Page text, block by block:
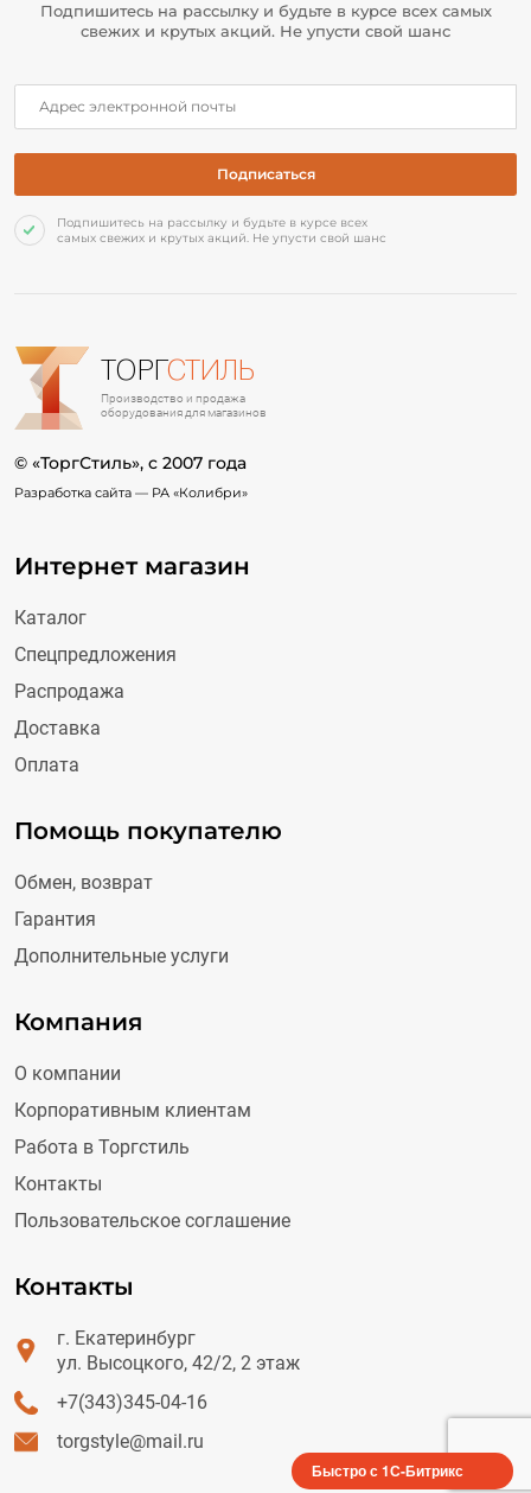
Подпишитесь на рассылку и будьте в курсе всех самых
свежих и крутых акций. Не упусти свой шанс
Подпишитесь на рассылку и будьте в курсе всех
самых свежих и крутых акций. Не упусти свой шанс
ТОРГСТИЛЬ
Производство и продажа
оборудования для магазинов
© «ТоргСтиль», c 2007 года
Разработка сайта — РА «Колибри»
Интернет магазин
Каталог
Спецпредложения
Распродажа
Доставка
Оплата
Помощь покупателю
Обмен, возврат
Гарантия
Дополнительные услуги
Компания
О компании
Корпоративным клиентам
Работа в Торгстиль
Контакты
Пользовательское соглашение
Контакты
г. Екатеринбург
ул. Высоцкого, 42/2, 2 этаж
+7(343)345-04-16
torgstyle@mail.ru
Быстро с 1С-Битрикс